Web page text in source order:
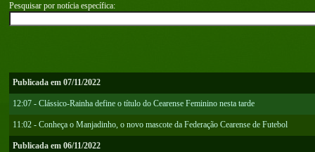
Pesquisar por notícia específica:
Publicada em 07/11/2022
12:07 - Clássico-Rainha define o título do Cearense Feminino nesta tarde
11:02 - Conheça o Manjadinho, o novo mascote da Federação Cearense de Futebol
Publicada em 06/11/2022